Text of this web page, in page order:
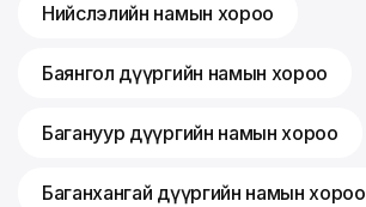
Нийслэлийн намын хороо
Баянгол дүүргийн намын хороо
Багануур дүүргийн намын хороо
Баганхангай дүүргийн намын хороо